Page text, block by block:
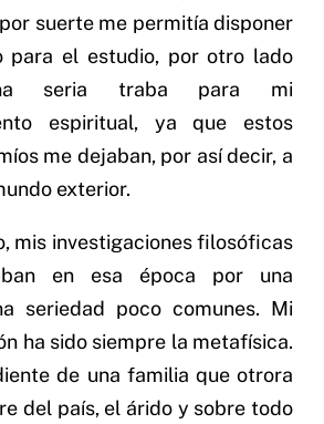
suerte me permitía disponer
para el estudio, por otro lado
seria traba para mi
espiritual, ya que estos
me dejaban, por así decir, a
exterior.
mis investigaciones filosóficas
en esa época por una
seriedad poco comunes. Mi
ha sido siempre la metafísica.
de una familia que otrora
del país, el árido y sobre todo